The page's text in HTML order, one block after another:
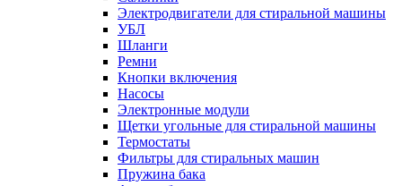
Электродвигатели для стиральной машины
УБЛ
Шланги
Ремни
Кнопки включения
Насосы
Электронные модули
Щетки угольные для стиральной машины
Термостаты
Фильтры для стиральных машин
Пружина бака